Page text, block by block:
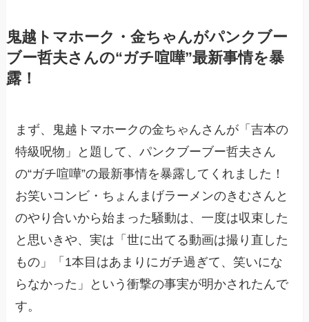
鬼越トマホーク・金ちゃんがパンクブー
ブー哲夫さんの“ガチ喧嘩”最新事情を暴
露！
まず、鬼越トマホークの金ちゃんさんが「吉本の
特級呪物」と題して、パンクブーブー哲夫さん
の“ガチ喧嘩”の最新事情を暴露してくれました！
お笑いコンビ・ちょんまげラーメンのきむさんと
のやり合いから始まった騒動は、一度は収束した
と思いきや、実は「世に出てる動画は撮り直した
もの」「1本目はあまりにガチ過ぎて、笑いにな
らなかった」という衝撃の事実が明かされたんで
す。